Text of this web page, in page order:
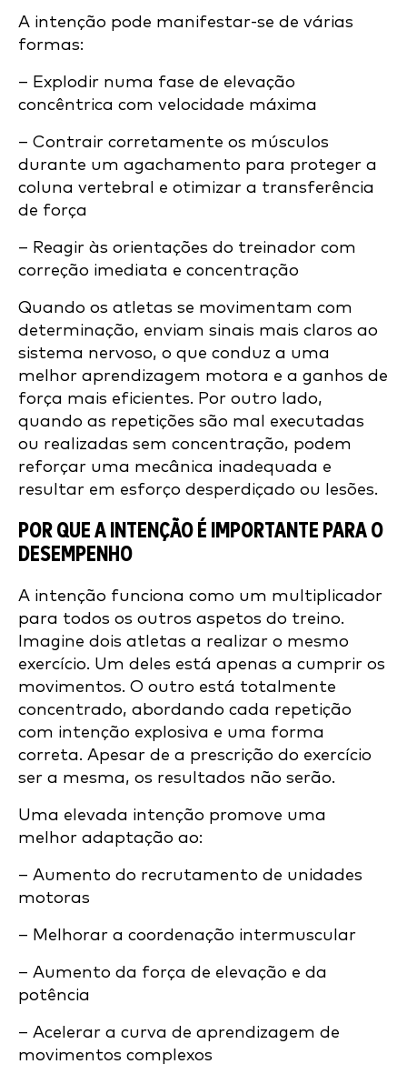
A intenção pode manifestar-se de várias
formas:
– Explodir numa fase de elevação
concêntrica com velocidade máxima
– Contrair corretamente os músculos
durante um agachamento para proteger a
coluna vertebral e otimizar a transferência
de força
– Reagir às orientações do treinador com
correção imediata e concentração
Quando os atletas se movimentam com
determinação, enviam sinais mais claros ao
sistema nervoso, o que conduz a uma
melhor aprendizagem motora e a ganhos de
força mais eficientes. Por outro lado,
quando as repetições são mal executadas
ou realizadas sem concentração, podem
reforçar uma mecânica inadequada e
resultar em esforço desperdiçado ou lesões.
POR QUE A INTENÇÃO É IMPORTANTE PARA O
DESEMPENHO
A intenção funciona como um multiplicador
para todos os outros aspetos do treino.
Imagine dois atletas a realizar o mesmo
exercício. Um deles está apenas a cumprir os
movimentos. O outro está totalmente
concentrado, abordando cada repetição
com intenção explosiva e uma forma
correta. Apesar de a prescrição do exercício
ser a mesma, os resultados não serão.
Uma elevada intenção promove uma
melhor adaptação ao:
– Aumento do recrutamento de unidades
motoras
– Melhorar a coordenação intermuscular
– Aumento da força de elevação e da
potência
– Acelerar a curva de aprendizagem de
movimentos complexos